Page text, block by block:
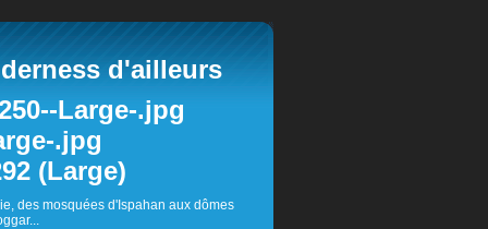
d'ailleurs
des mosquées d'Ispahan aux dômes